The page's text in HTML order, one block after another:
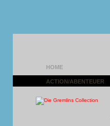
HOME
ACTION/ABENTEUER